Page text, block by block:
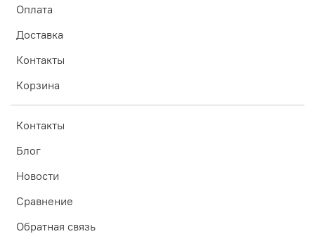
Оплата
Доставка
Контакты
Корзина
Контакты
Блог
Новости
Сравнение
Обратная связь